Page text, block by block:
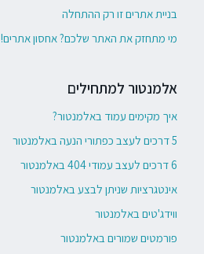
בניית אתרים זו רק ההתחלה
מי מתחזק את האתר שלכם? אחסון אתרים!
אלמנטור למתחילים
איך מקימים עמוד באלמנטור?
5 דרכים לעצב כפתורי הנעה באלמנטור
6 דרכים לעצב עמודי 404 באלמנטור
אינטגרציות שניתן לבצע באלמנטור
ווידג'טים באלמנטור
פורמטים שמורים באלמנטור